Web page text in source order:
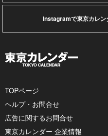
Instagramで東京カレン
TOPページ
ヘルプ・お問合せ
広告に関するお問合せ
東京カレンダー 企業情報